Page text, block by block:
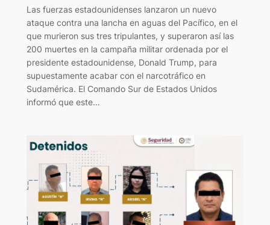
Las fuerzas estadounidenses lanzaron un nuevo
ataque contra una lancha en aguas del Pacífico, en el
que murieron sus tres tripulantes, y superaron así las
200 muertes en la campaña militar ordenada por el
presidente estadounidense, Donald Trump, para
supuestamente acabar con el narcotráfico en
Sudamérica. El Comando Sur de Estados Unidos
informó que este…